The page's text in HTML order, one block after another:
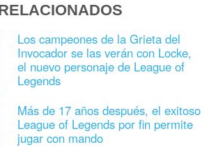
Los campeones de la Grieta del
Invocador se las verán con Locke,
el nuevo personaje de League of
Legends
Más de 17 años después, el exitoso
League of Legends por fin permite
jugar con mando